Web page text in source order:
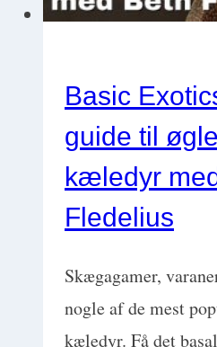
Basic
guide til
kæledyr
Fledelius
Skægagamer,
nogle af de mest
kæledyr. Få det